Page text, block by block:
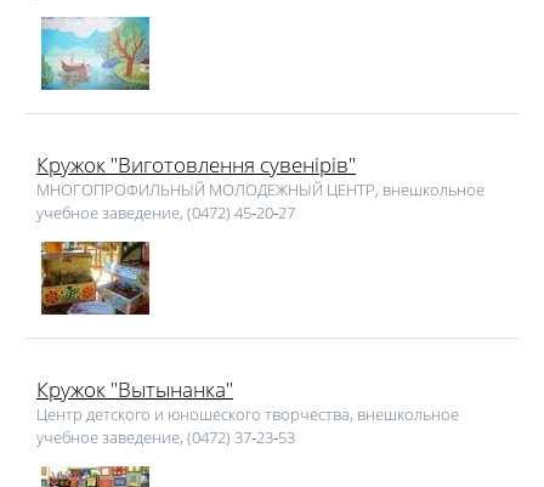
Кружок "Виготовлення сувенірів"
МНОГОПРОФИЛЬНЫЙ МОЛОДЕЖНЫЙ ЦЕНТР, внешкольное
учебное заведение, (0472) 45‑20‑27
Кружок "Вытынанка"
Центр детского и юношеского творчества, внешкольное
учебное заведение, (0472) 37‑23‑53